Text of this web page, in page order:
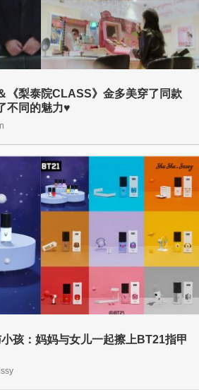
《梨泰院CLASS》金多美穿了同款
不同的魅力♥
孩：妈妈与女儿一起擦上BT21指甲